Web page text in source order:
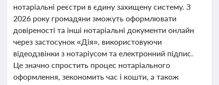
нотаріальні реєстри в єдину захищену систему. З
2026 року громадяни зможуть оформлювати
довіреності та інші нотаріальні документи онлайн
через застосунок «Дія», використовуючи
відеодзвінки з нотаріусом та електронний підпис.
Це значно спростить процес нотаріального
оформлення, зекономить час і кошти, а також